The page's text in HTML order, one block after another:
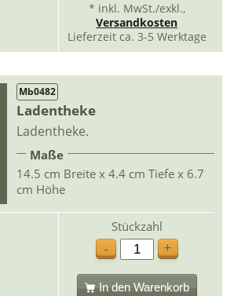
* inkl. MwSt./exkl.,
Versandkosten
Lieferzeit ca. 3-5 Werktage
Mb0482
Ladentheke
Ladentheke.
Maße
14.5 cm Breite x 4.4 cm Tiefe x 6.7
cm Höhe
Stückzahl
-
+
In den Warenkorb